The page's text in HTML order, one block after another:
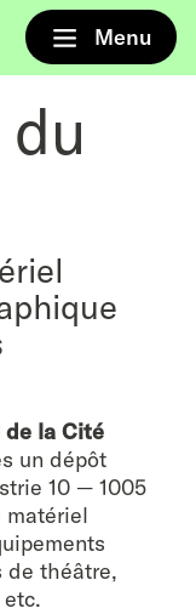
de la Cité
un dépôt
10 — 1005
matériel
de théâtre,